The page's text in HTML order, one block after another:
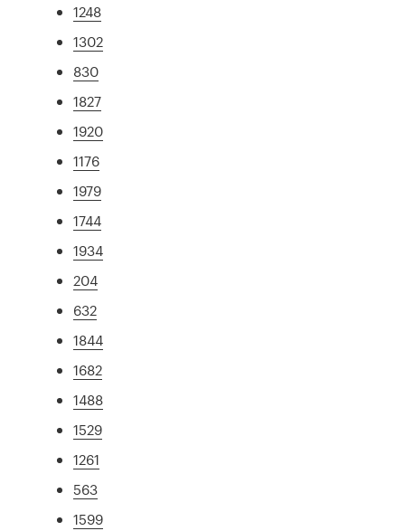
1248
1302
830
1827
1920
1176
1979
1744
1934
204
632
1844
1682
1488
1529
1261
563
1599